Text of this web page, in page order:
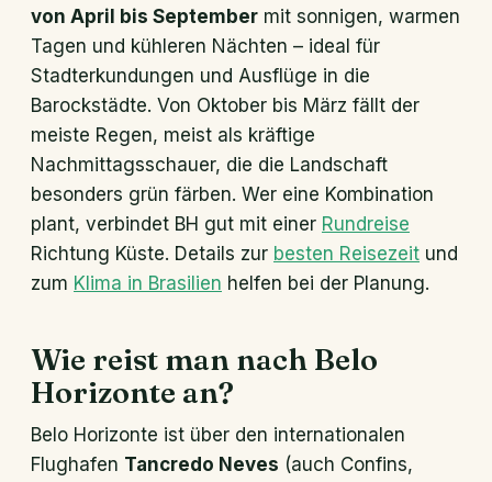
von April bis September mit sonnigen, warmen
Tagen und kühleren Nächten – ideal für
Stadterkundungen und Ausflüge in die
Barockstädte. Von Oktober bis März fällt der
meiste Regen, meist als kräftige
Nachmittagsschauer, die die Landschaft
besonders grün färben. Wer eine Kombination
plant, verbindet BH gut mit einer Rundreise
Richtung Küste. Details zur besten Reisezeit und
zum Klima in Brasilien helfen bei der Planung.
Wie reist man nach Belo
Horizonte an?
Belo Horizonte ist über den internationalen
Flughafen Tancredo Neves (auch Confins,